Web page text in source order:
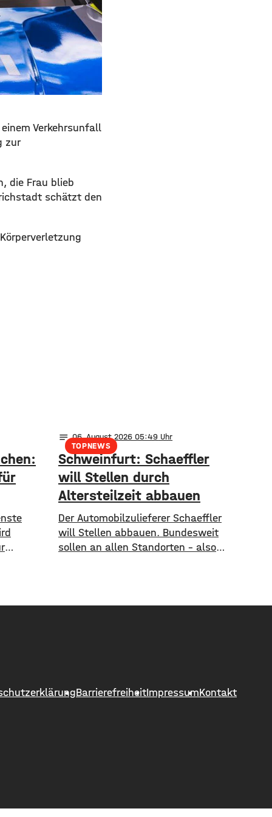
Verkehrsunfall
zur
die Frau blieb
schätzt den
Wasser-
Grünen-
TOPNEWS
notes 06. August 2026 05:49
Schweinfurt: Schaeffler
will Stellen durch
Altersteilzeit abbauen
Der Automobilzulieferer Schaeffler
will Stellen abbauen. Bundesweit
sollen an allen Standorten – also
Altersteilzeitregelungen passieren.
schwieriges Marktumfeld und
BarrierefreiheitImpressumKontakt